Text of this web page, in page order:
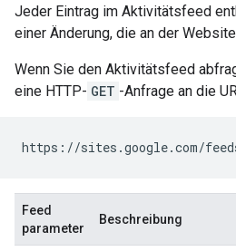
Jeder Eintrag im Aktivitätsfeed
einer Änderung, die an der
Wenn Sie den Aktivitätsfeed
eine HTTP- GET -Anfrage an die
https://sites.google.com/
Feed
parameter
Beschreibung